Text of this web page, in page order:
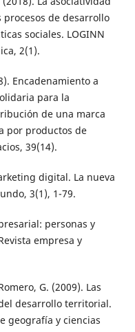
de desarrollo
sociales. LOGINN
2(1).
Encadenamiento a
para la
de una marca
por productos de
39(14).
digital. La nueva
3(1), 1-79.
personas y
empresa y
G. (2009). Las
desarrollo territorial.
geografía y ciencias